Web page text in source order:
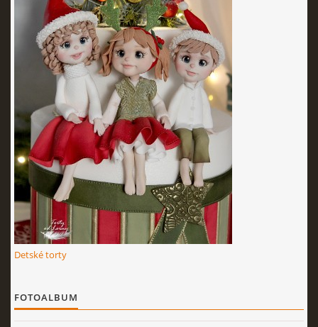
KURZY - ŠKOLENIA
Torty od Lorny
Prievidza
0911494673
tortyodlorny@gmail.com
© 2026 eStránky.sk
Detské torty
FOTOALBUM